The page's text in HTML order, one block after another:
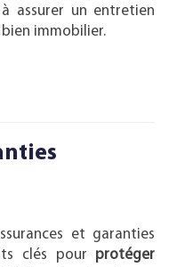
assurer un entretien
immobilier.
et garanties
clés pour protéger